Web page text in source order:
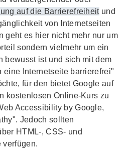
auf die Barrierefreiheitund
von Internetseiten
geht es hier nicht mehr nur um
sondern vielmehr um ein
bewusst ist und sich mit dem
eine Internetseite barrierefrei"
für den bietet Google auf
kostenlosen Online-Kurs zu
Accessibility by Google,
Jedoch sollten
HTML-, CSS- und
verfügen.